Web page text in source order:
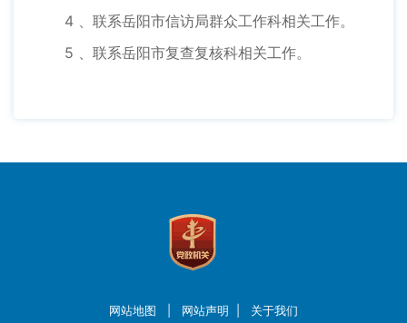
4 、联系岳阳市信访局群众工作科相关工作。
5 、联系岳阳市复查复核科相关工作。
网站地图 网站声明
关于我们